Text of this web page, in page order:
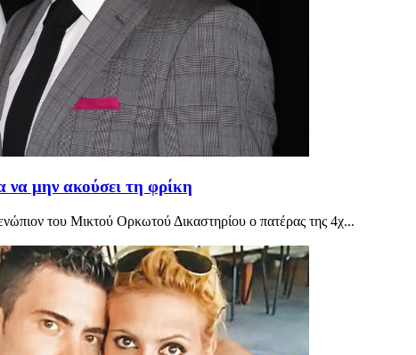
να μην ακούσει τη φρίκη
του Μικτού Ορκωτού Δικαστηρίου ο πατέρας της 4χ...